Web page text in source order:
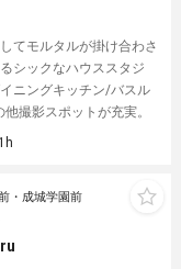
てモルタルが掛け合わさ
シックなハウススタジ
ニングキッチン/バスル
撮影スポットが充実。
・成城学園前